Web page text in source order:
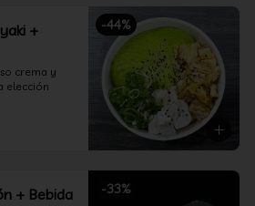
-44%
+
crema y
elección
-33%
+ Bebida